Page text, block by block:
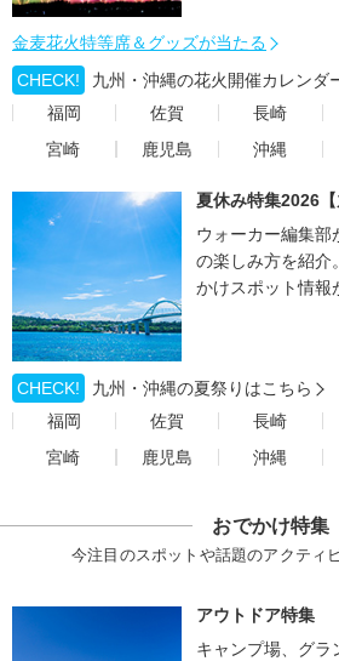
金麦花火特等席＆グッズが当たる
CHECK!
九州・沖縄の花火開催カレンダ
福岡
佐賀 長崎
宮崎
鹿児島 沖縄
夏休み特集2026【
ウォーカー編集部
の楽しみ方を紹介
かけスポット情報
CHECK!
九州・沖縄の夏祭りはこちら
福岡
佐賀 長崎
宮崎
鹿児島 沖縄
おでかけ特集
今注目のスポットや話題のアクティ
アウトドア特集
キャンプ場、グラ